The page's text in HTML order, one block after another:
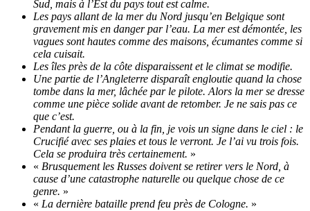
Sud, mais à l’Est du pays tout est calme.
Les pays allant de la mer du Nord jusqu’en Belgique sont
gravement mis en danger par l’eau. La mer est démontée, les
vagues sont hautes comme des maisons, écumantes comme si
cela cuisait.
Les îles près de la côte disparaissent et le climat se modifie.
Une partie de l’Angleterre disparaît engloutie quand la chose
tombe dans la mer, lâchée par le pilote. Alors la mer se dresse
comme une pièce solide avant de retomber. Je ne sais pas ce
que c’est.
Pendant la guerre, ou à la fin, je vois un signe dans le ciel : le
Crucifié avec ses plaies et tous le verront. Je l’ai vu trois fois.
Cela se produira très certainement. »
« Brusquement les Russes doivent se retirer vers le Nord, à
cause d’une catastrophe naturelle ou quelque chose de ce
genre. »
« La dernière bataille prend feu près de Cologne. »